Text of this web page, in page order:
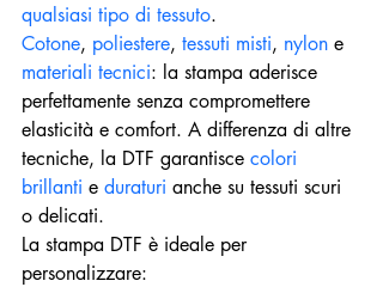
qualsiasi tipo di tessuto.
Cotone, poliestere, tessuti misti, nylon e
materiali tecnici: la stampa aderisce
perfettamente senza compromettere
elasticità e comfort. A differenza di altre
tecniche, la DTF garantisce colori
brillanti e duraturi anche su tessuti scuri
o delicati.
La stampa DTF è ideale per
personalizzare: